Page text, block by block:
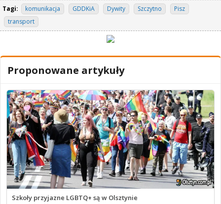
Tagi: komunikacja GDDKiA Dywity Szczytno
Pisz
transport
Proponowane artykuły
Szkoły przyjazne LGBTQ+ są w Olsztynie